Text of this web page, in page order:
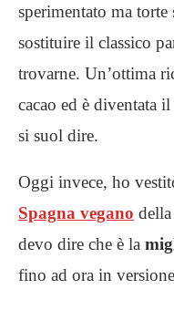
sperimentato ma torte
sostituire il classico
trovarne. Un’ottima
cacao ed è diventata
si suol dire.
Oggi invece, ho
Spagna vegano
devo dire che è la
fino ad ora in